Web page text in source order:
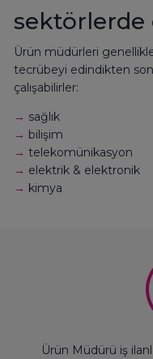
sektörlerde
Ürün müdürleri
tecrübeyi edindikten
çalışabilirler:
→ sağlık
→ bilişim
→ telekomünikasyon
→ elektrik & elektronik
→ kimya
Ürün Müdürü iş